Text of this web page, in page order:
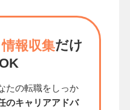
情報収集だけ
たの転職をしっか
のキャリアアドバ